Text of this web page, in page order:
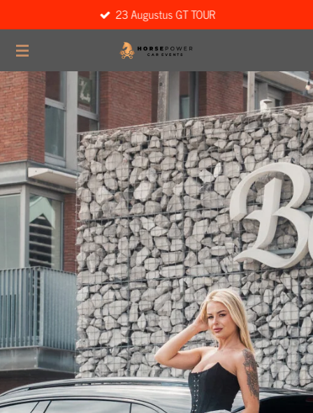
direct
naar
hoofdinhoud
23 Augustus GT TOUR